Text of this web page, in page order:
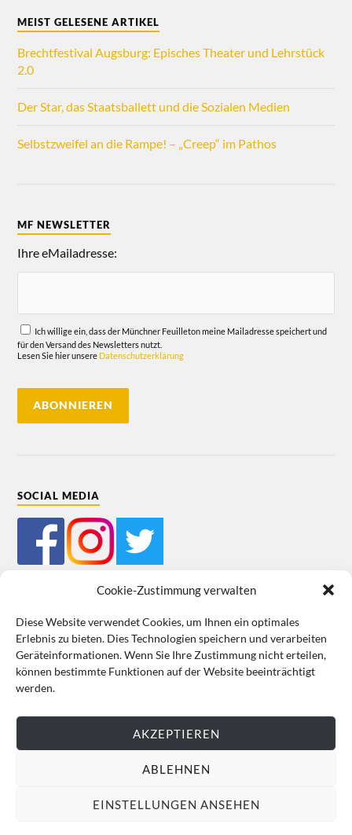
Cookie-Zustimmung verwalten
Diese Website verwendet Cookies, um Ihnen ein optimales
Erlebnis zu bieten. Dies Technologien speichern und verarbeiten
Geräteinformationen. Wenn Sie Ihre Zustimmung nicht erteilen,
können bestimmte Funktionen auf der Website beeinträchtigt
werden.
AKZEPTIEREN
ABLEHNEN
EINSTELLUNGEN ANSEHEN
MEIST GELESENE ARTIKEL
Brechtfestival Augsburg: Episches Theater und Lehrstück
2.0
Der Star, das Staatsballett und die Sozialen Medien
Selbstzweifel an die Rampe! – „Creep“ im Pathos
MF NEWSLETTER
Ihre eMailadresse:
Ich willige ein, dass der Münchner Feuilleton meine Mailadresse speichert und
für den Versand des Newsletters nutzt.
Lesen Sie hier unsere Datenschutzerklärung
SOCIAL MEDIA
Mein Bestellkonto Kundeninformationen Datenschutz
Cookie-Richtlinie (EU) Impressum
VERTRAG WIDERRUFEN